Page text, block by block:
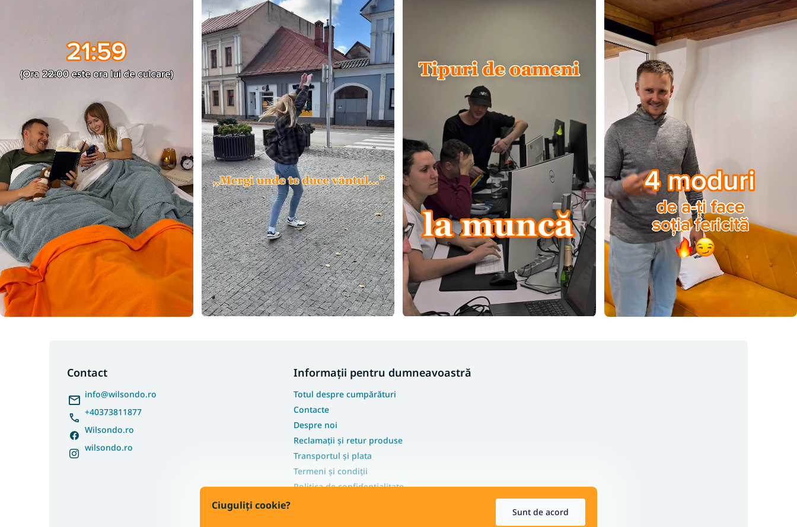
Ciuguliți cookie?
Sunt de acord
Contact
info@wilsondo.ro
+40373811877
Wilsondo.ro
wilsondo.ro
Informații pentru dumneavoastră
Totul despre cumpărături
Contacte
Despre noi
Reclamații și retur produse
Transportul și plata
Termeni și condiții
Politica de confidențialitate